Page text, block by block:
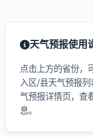
天气预报使用
点击上方的省份，
入区/县天气预报
气预报详情页，查
息。